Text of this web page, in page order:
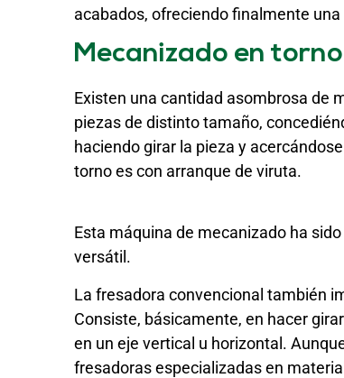
acabados, ofreciendo finalmente
Mecanizado en
Existen una cantidad asombrosa de
piezas de distinto tamaño,
haciendo girar la pieza y
torno es con arranque de viruta.
Esta máquina de mecanizado ha
versátil.
La fresadora convencional también
Consiste, básicamente, en hacer
en un eje vertical u horizontal.
fresadoras especializadas en